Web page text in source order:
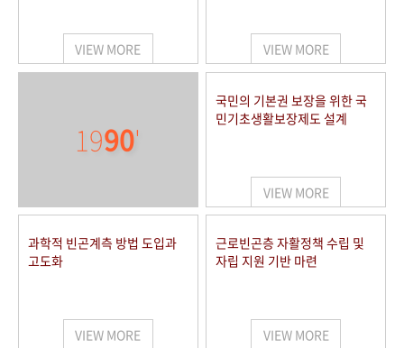
VIEW MORE VIEW MORE
1990'
국민의 기본권 보장을 위한 국
민기초생활보장제도 설계
VIEW MORE
과학적 빈곤계측 방법 도입과
고도화
VIEW MORE
근로빈곤층 자활정책 수립 및
자립 지원 기반 마련
VIEW MORE